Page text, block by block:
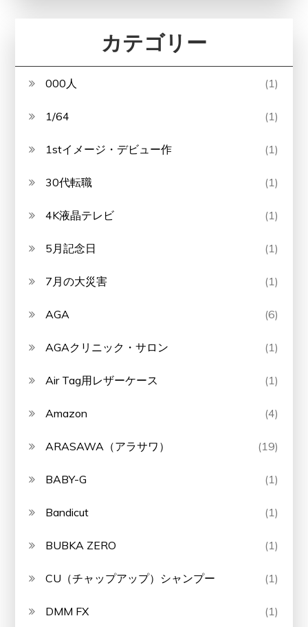
カテゴリー
000人 (1)
1/64 (1)
1stイメージ・デビュー作 (1)
30代転職 (1)
4K液晶テレビ (1)
5月記念日 (1)
7月の大災害 (1)
AGA (6)
AGAクリニック・サロン (1)
Air Tag用レザーケース (1)
Amazon (4)
ARASAWA（アラサワ） (19)
BABY-G (1)
Bandicut (1)
BUBKA ZERO (1)
CU（チャップアップ）シャンプー (1)
DMM FX (1)